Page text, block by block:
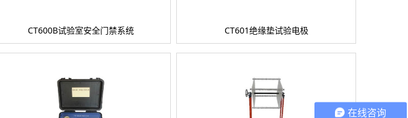
CT600B试验室安全门禁系统 CT601绝缘垫试验电极
在线咨询